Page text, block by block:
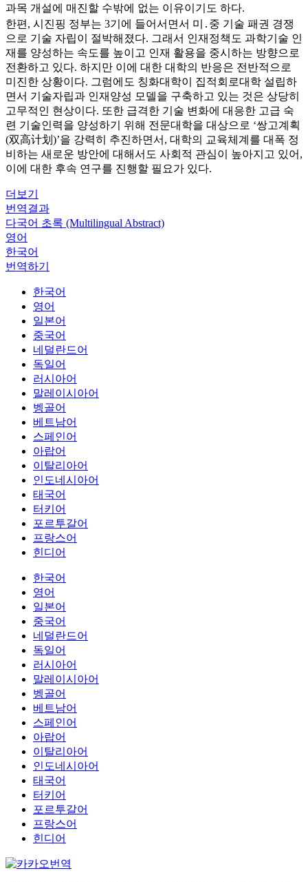
과목 개설에 매진할 수밖에 없는 이유이기도 하다.
한편, 시진핑 정부는 3기에 들어서면서 미․중 기술 패권 경쟁
으로 기술 자립이 절박해졌다. 그래서 인재정책도 과학기술 인
재를 양성하는 속도를 높이고 인재 활용을 중시하는 방향으로
전환하고 있다. 하지만 이에 대한 대학의 반응은 전반적으로
미진한 상황이다. 그럼에도 칭화대학이 집적회로대학 설립하
면서 기술자립과 인재양성 모델을 구축하고 있는 것은 상당히
고무적인 현상이다. 또한 급격한 기술 변화에 대응한 고급 숙
련 기술인력을 양성하기 위해 전문대학을 대상으로 ‘쌍고계획
(双高计划)’을 강력히 추진하면서, 대학의 교육체계를 대폭 정
비하는 새로운 방안에 대해서도 사회적 관심이 높아지고 있어,
이에 대한 후속 연구를 진행할 필요가 있다.
더보기
번역결과
다국어 초록 (Multilingual Abstract)
영어
한국어
번역하기
한국어
영어
일본어
중국어
네덜란드어
독일어
러시아어
말레이시아어
벵골어
베트남어
스페인어
아랍어
이탈리아어
인도네시아어
태국어
터키어
포르투갈어
프랑스어
힌디어
한국어
영어
일본어
중국어
네덜란드어
독일어
러시아어
말레이시아어
벵골어
베트남어
스페인어
아랍어
이탈리아어
인도네시아어
태국어
터키어
포르투갈어
프랑스어
힌디어